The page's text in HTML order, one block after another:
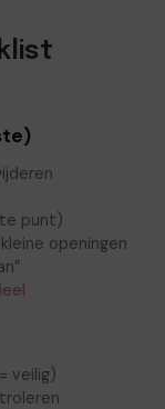
punt)
openingen
veilig)